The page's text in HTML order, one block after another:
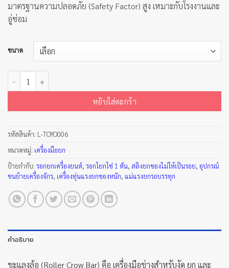
มาตรฐานความปลอดภัย (Safety Factor) สูง เหมาะกับโรงงานและ
อู่ซ่อม
ขนาด
หยิบใส่ตะกร้า
รหัสสินค้า: L-TOYO006
หมวดหมู่: เครื่องมือยก
ป้ายกำกับ: รอกยกเครื่องยนต์, รอกโยกโซ่ 1 ตัน, สลิงยกของไม่ให้เป็นรอย, อุปกรณ์
ขนย้ายเครื่องจักร, เครื่องทุ่นแรงยกของหนัก, แม่แรงยกรถบรรทุก
คำอธิบาย
ชะแลงล้อ (Roller Crow Bar) คือ เครื่องมือช่างสำหรับงัด ยก และ